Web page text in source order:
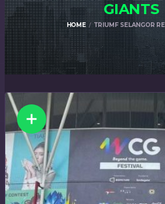
GIANTS
HOME TRIUMF SELANGOR